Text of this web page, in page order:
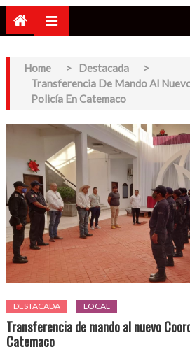
Home > Destacada
>
Transferencia De Mando Al
Policía En Catemaco
DESTACADA LOCAL
Transferencia de mando al nuevo
Catemaco